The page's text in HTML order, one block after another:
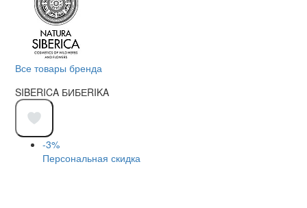
Все товары бренда
SIBERICA БИБЕRIKA
-3%
Персональная скидка